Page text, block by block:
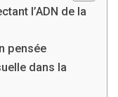
l’ADN de la
pensée
dans la